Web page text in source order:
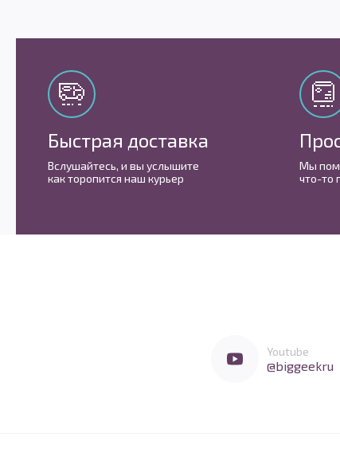
Быстрая доставка
Вслушайтесь, и вы услышите
как торопится наш курьер
Мы
что-то
Youtube
@biggeekru